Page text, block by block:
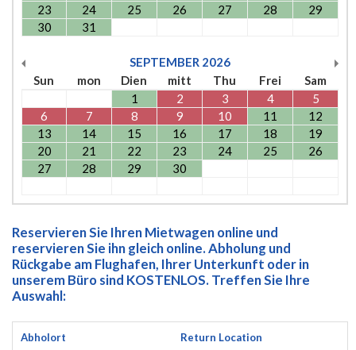
23
24 25 26 27 28
29
30
31
SEPTEMBER 2026
Sun
mon Dien mitt Thu Frei
Sam
1
2 3 4
5
6
7 8 9 10 11
12
13
14 15 16 17 18
19
20
21 22 23 24 25
26
27
28 29 30
Reservieren Sie Ihren Mietwagen online und
reservieren Sie ihn gleich online. Abholung und
Rückgabe am Flughafen, Ihrer Unterkunft oder in
unserem Büro sind KOSTENLOS. Treffen Sie Ihre
Auswahl:
Abholort Return Location